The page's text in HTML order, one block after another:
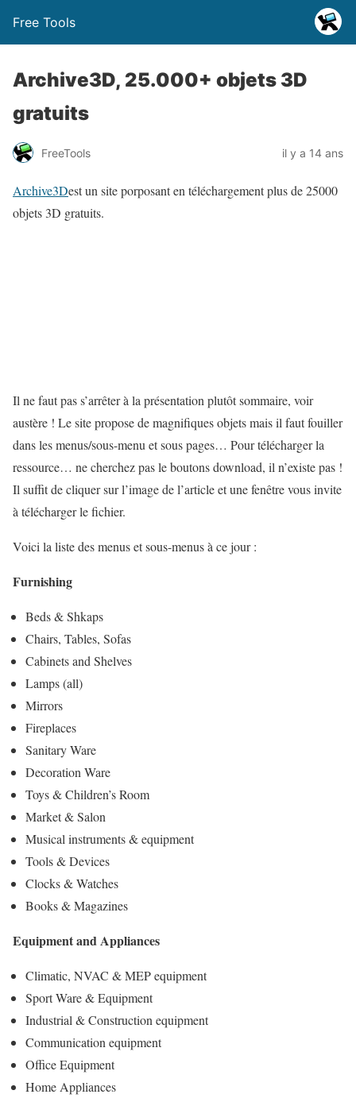
Free Tools
Archive3D, 25.000+ objets 3D
gratuits
FreeTools il y a 14 ans
Archive3Dest un site porposant en téléchargement plus de 25000
objets 3D gratuits.
Il ne faut pas s’arrêter à la présentation plutôt sommaire, voir
austère ! Le site propose de magnifiques objets mais il faut fouiller
dans les menus/sous-menu et sous pages… Pour télécharger la
ressource… ne cherchez pas le boutons download, il n’existe pas !
Il suffit de cliquer sur l’image de l’article et une fenêtre vous invite
à télécharger le fichier.
Voici la liste des menus et sous-menus à ce jour :
Furnishing
Beds & Shkaps
Chairs, Tables, Sofas
Cabinets and Shelves
Lamps (all)
Mirrors
Fireplaces
Sanitary Ware
Decoration Ware
Toys & Children’s Room
Market & Salon
Musical instruments & equipment
Tools & Devices
Clocks & Watches
Books & Magazines
Equipment and Appliances
Climatic, NVAC & MEP equipment
Sport Ware & Equipment
Industrial & Construction equipment
Communication equipment
Office Equipment
Home Appliances